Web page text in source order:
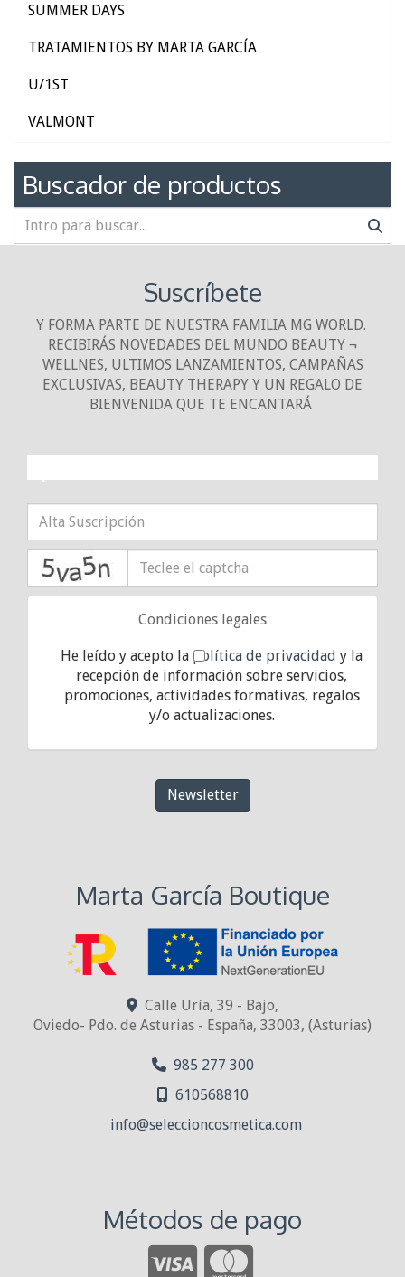
SUMMER DAYS
TRATAMIENTOS BY MARTA GARCÍA
U/1ST
VALMONT
Buscador de productos
Suscríbete
Y FORMA PARTE DE NUESTRA FAMILIA MG WORLD.
RECIBIRÁS NOVEDADES DEL MUNDO BEAUTY ¬
WELLNES, ULTIMOS LANZAMIENTOS, CAMPAÑAS
EXCLUSIVAS, BEAUTY THERAPY Y UN REGALO DE
BIENVENIDA QUE TE ENCANTARÁ
Condiciones legales
He leído y acepto la política de privacidad y la
recepción de información sobre servicios,
promociones, actividades formativas, regalos
y/o actualizaciones.
Newsletter
Marta García Boutique
Calle Uría, 39 - Bajo,
Oviedo- Pdo. de Asturias - España, 33003, (Asturias)
985 277 300
610568810
info
seleccioncosmetica.com
Métodos de pago